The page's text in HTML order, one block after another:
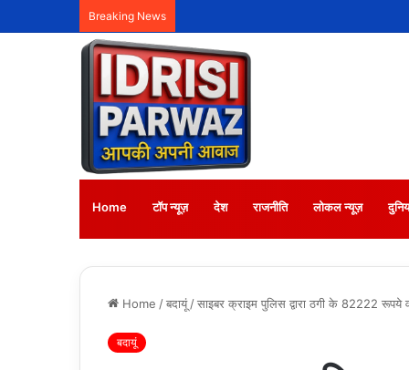
Breaking News
Home टॉप न्यूज़ देश राजनीति लोकल न्यूज़
Home /बदायूं /साइबर क्राइम पुलिस द्वारा ठगी के 82222 रूपये
बदायूं